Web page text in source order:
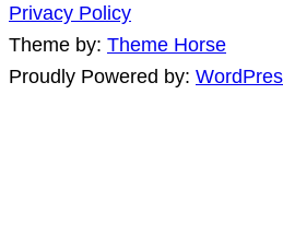
Privacy Policy
Theme by: Theme Horse
Proudly Powered by: